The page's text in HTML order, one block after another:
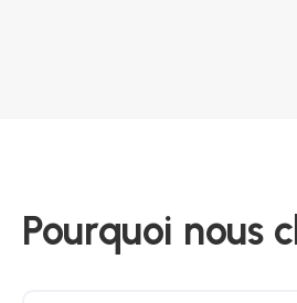
Pourquoi nous